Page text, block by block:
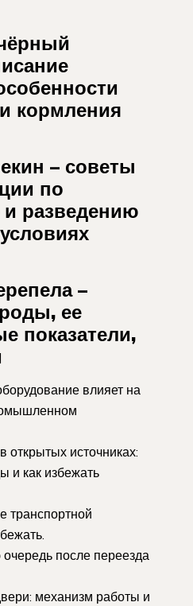
кормления
– советы
по
разведению
–
ее
показатели,
влияет на
открытых источниках:
и как избежать
транспортной
после переезда
механизм работы и